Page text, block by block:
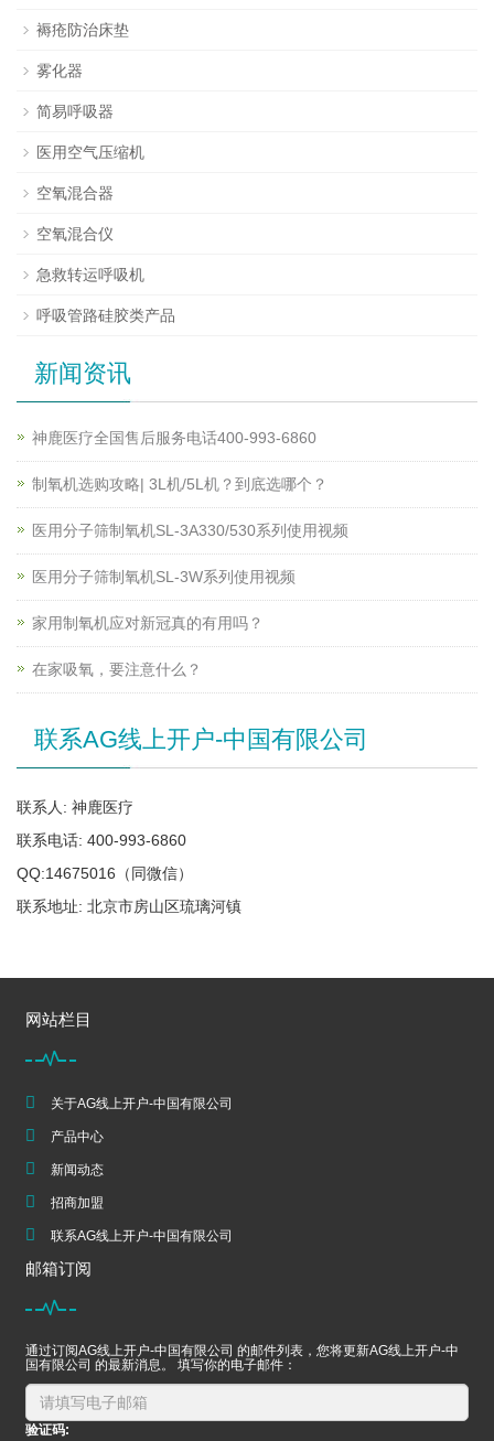
褥疮防治床垫
雾化器
简易呼吸器
医用空气压缩机
空氧混合器
空氧混合仪
急救转运呼吸机
呼吸管路硅胶类产品
新闻资讯
神鹿医疗全国售后服务电话400-993-6860
制氧机选购攻略| 3L机/5L机？到底选哪个？
医用分子筛制氧机SL-3A330/530系列使用视频
医用分子筛制氧机SL-3W系列使用视频
家用制氧机应对新冠真的有用吗？
在家吸氧，要注意什么？
联系AG线上开户-中国有限公司
联系人: 神鹿医疗
联系电话: 400-993-6860
QQ:14675016（同微信）
联系地址: 北京市房山区琉璃河镇
网站栏目
关于AG线上开户-中国有限公司
产品中心
新闻动态
招商加盟
联系AG线上开户-中国有限公司
邮箱订阅
通过订阅AG线上开户-中国有限公司 的邮件列表，您将更新AG线上开户-中
国有限公司 的最新消息。 填写你的电子邮件：
验证码: